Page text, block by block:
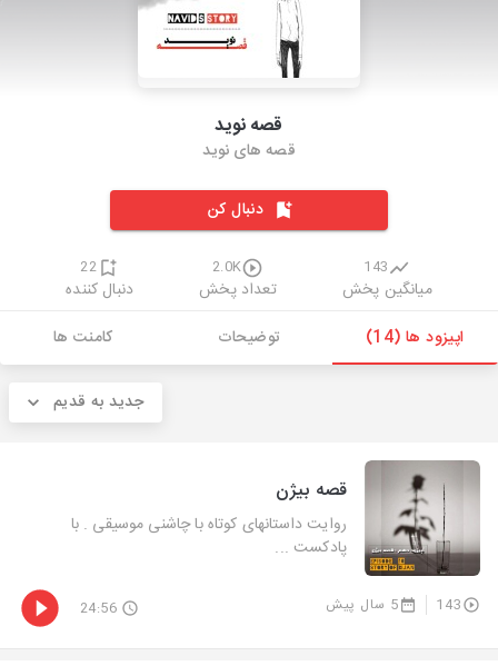
قصه نوید
قصه های نوید
دنبال کن
143
میانگین پخش
2.0K
تعداد پخش
22
دنبال کننده
اپیزود ها (14)
توضیحات کامنت ها
جدید به قدیم
قصه بیژن
روایت داستانهای کوتاه با چاشنی موسیقی . با
پادکست ...
143 5 سال پیش 24:56